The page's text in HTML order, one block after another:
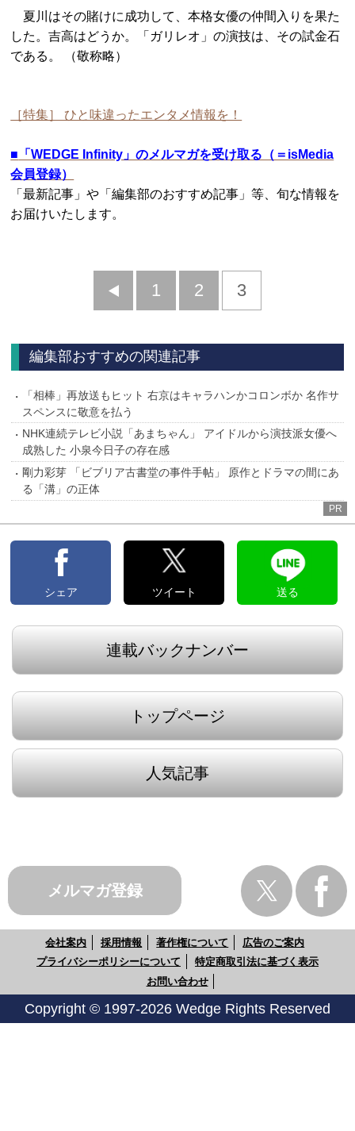
夏川はその賭けに成功して、本格女優の仲間入りを果た
した。吉高はどうか。「ガリレオ」の演技は、その試金石
である。 （敬称略）
［特集］ ひと味違ったエンタメ情報を！
■ 「WEDGE Infinity」のメルマガを受け取る（＝isMedia
会員登録）
「最新記事」や「編集部のおすすめ記事」等、旬な情報を
お届けいたします。
前
1 2 3
編集部おすすめの関連記事
「相棒」再放送もヒット 右京はキャラハンかコロンボか 名作サ
スペンスに敬意を払う
NHK連続テレビ小説「あまちゃん」 アイドルから演技派女優へ
成熟した 小泉今日子の存在感
剛力彩芽 「ビブリア古書堂の事件手帖」 原作とドラマの間にあ
る「溝」の正体
PR
シェア ツイート 送る
連載バックナンバー
トップページ
人気記事
メルマガ登録
会社案内 採用情報 著作権について
広告のご案内
プライバシーポリシーについて
特定商取引法に基づく表示
お問い合わせ
Copyright © 1997-2026 Wedge Rights Reserved